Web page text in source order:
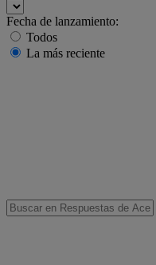
Fecha de lanzamiento:
Todos
La más reciente